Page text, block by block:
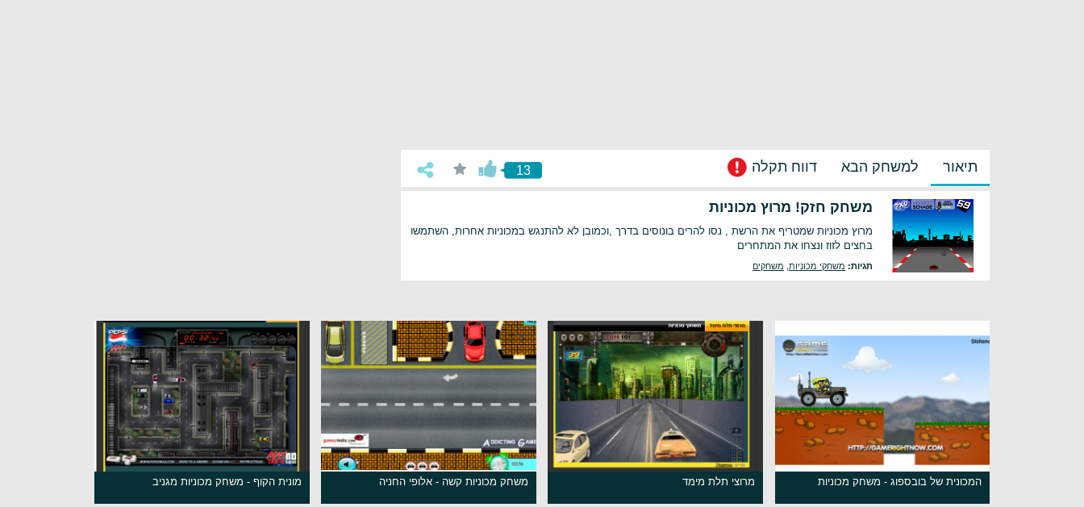
תיאור למשחק הבא דווח תקלה 13
משחק חזק! מרוץ מכוניות
מרוץ מכוניות שמטריף את הרשת , נסו להרים בונוסים בדרך ,וכמובן לא להתנגש במכוניות אחרות, השתמשו
בחצים לזוז ונצחו את המתחרים
תגיות: משחקי מכוניות משחקים
המכונית של בובספוג - משחק מכוניות מרוצי תלת מימד משחק מכוניות קשה - אלופי החניה מונית הקוף - משחק מכוניות מגניב